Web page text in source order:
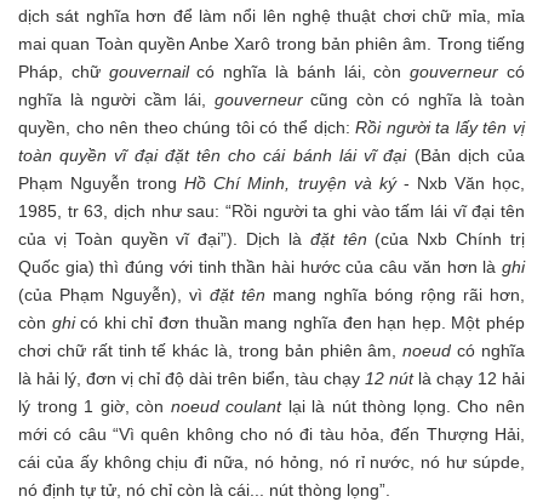
dịch sát nghĩa hơn để làm nổi lên nghệ thuật chơi chữ mỉa, mỉa
mai quan Toàn quyền Anbe Xarô trong bản phiên âm. Trong tiếng
Pháp, chữ gouvernailcó nghĩa là bánh lái, còngouverneur có
nghĩa là người cầm lái, gouverneurcũng còn có nghĩa là toàn
quyền, cho nên theo chúng tôi có thể dịch:Rồi người ta lấy tên vị
toàn quyền vĩ đại đặt tên cho cái bánh lái vĩ đại (Bản dịch của
Phạm Nguyễn trongHồ Chí Minh, truyện và ký - Nxb Văn học,
1985, tr 63, dịch như sau: “Rồi người ta ghi vào tấm lái vĩ đại tên
của vị Toàn quyền vĩ đại”). Dịch là đặt tên (của Nxb Chính trị
Quốc gia) thì đúng với tinh thần hài hước của câu văn hơn là ghi
(của Phạm Nguyễn), vì đặt tên mang nghĩa bóng rộng rãi hơn,
còn ghicó khi chỉ đơn thuần mang nghĩa đen hạn hẹp. Một phép
chơi chữ rất tinh tế khác là, trong bản phiên âm,noeud có nghĩa
là hải lý, đơn vị chỉ độ dài trên biển, tàu chạy 12 nútlà chạy 12 hải
lý trong 1 giờ, còn noeud coulantlại là nút thòng lọng. Cho nên
mới có câu “Vì quên không cho nó đi tàu hỏa, đến Thượng Hải,
cái của ấy không chịu đi nữa, nó hỏng, nó rỉ nước, nó hư súpde,
nó định tự tử, nó chỉ còn là cái... nút thòng lọng”.